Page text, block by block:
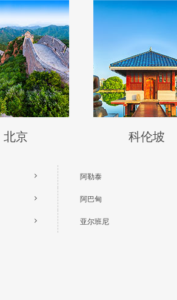
北京 科伦坡
阿勒泰
阿巴甸
亚尔班尼